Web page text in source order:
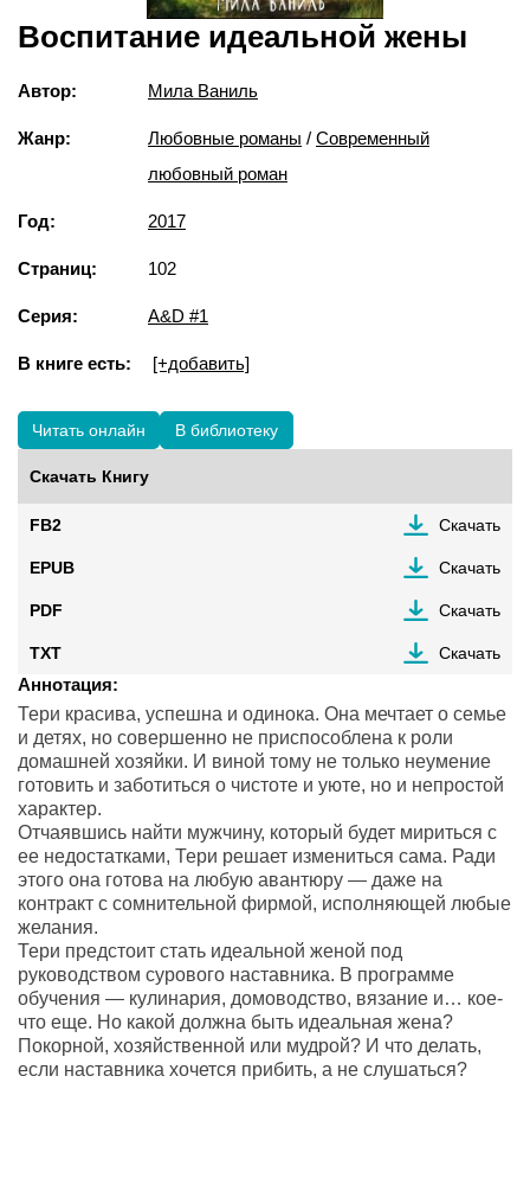
Воспитание идеальной жены
Автор: Мила Ваниль
Жанр: Любовные романы / Современный
любовный роман
Год: 2017
Страниц: 102
Серия: A&D #1
В книге есть: [+добавить]
Читать онлайн В библиотеку
Скачать Книгу
FB2 Скачать
EPUB Скачать
PDF Скачать
TXT Скачать
Аннотация:
Тери красива, успешна и одинока. Она мечтает о семье
и детях, но совершенно не приспособлена к роли
домашней хозяйки. И виной тому не только неумение
готовить и заботиться о чистоте и уюте, но и непростой
характер.
Отчаявшись найти мужчину, который будет мириться с
ее недостатками, Тери решает измениться сама. Ради
этого она готова на любую авантюру — даже на
контракт с сомнительной фирмой, исполняющей любые
желания.
Тери предстоит стать идеальной женой под
руководством сурового наставника. В программе
обучения — кулинария, домоводство, вязание и… кое-
что еще. Но какой должна быть идеальная жена?
Покорной, хозяйственной или мудрой? И что делать,
если наставника хочется прибить, а не слушаться?